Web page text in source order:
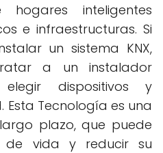
hogares inteligentes
e infraestructuras. Si
un sistema KNX,
a un instalador
dispositivos y
Esta Tecnología es una
plazo, que puede
de vida y reducir su